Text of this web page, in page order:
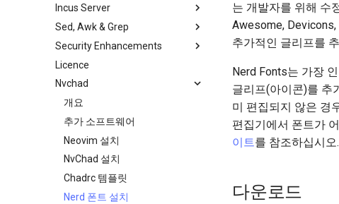
VI 텍스트 편집기
사용자 관리
파일 시스템
프로세스 관리
백업 및 복원
시스템 시작
작업 관리
네트워크 구현
소프트웨어 관리
특별 권한
About systemd
파일 관리
Ansible Galaxy
Ansistrano로 배포
대규모 인프라
필터 작업
관리 서버 최적화
Working With Jinja Template in
Ansible
Bash - 변수 사용하기
Bash - 데이터 입력 및 조작
Bash - 연습 문제
Bash - 테스트
Bash - 조건문 구조 if 및 case
Bash - 루프
Bash - 연습 문제
Appendix-Practical
Examples
변수 - 로그와 함께 사용
rsync 데모 01
rsync 데모 02
rsync 구성 파일
rsync 비밀번호 없는 인증 로그
인
inotify-tools 설치 및 사용
Unison 사용
소개
1 설치 및 구성
2 ZFS 설정
3 LXD 초기화 및 사용자 설정
4 방화벽 설정
5 이미지 설정 및 관리
6 프로필
7 컨테이너 구성 옵션
8 컨테이너 스냅샷
9 스냅샷 서버
10 스냅샷 자동화
Incus Server
Introduction
1 Install and Configuration
2 ZFS Setup
3 Incus initialization and user
setup
4 Firewall Setup
5 Setting Up and Managing
Images
6 Profiles
7 Container Configuration
Options
Sed, Awk & Grep
Sed, Awk & Grep - the Three
Regular expressions and
wildcards
Grep command
Sed command
Awk command
Security Enhancements
Introduction to PAM and basic
usage
Licence
Nvchad
개요
추가 소프트웨어
Neovim 설치
NvChad 설치
Chadrc 템플릿
Nerd 폰트 설치
는 개발자를 위해 수
Awesome,
추가적인 글리프를
Nerd Fonts는 가장
글리프(아이콘)를 추
미 편집되지 않은 경
편집기에서 폰트가
이트를 참조하십시오.
다운로드